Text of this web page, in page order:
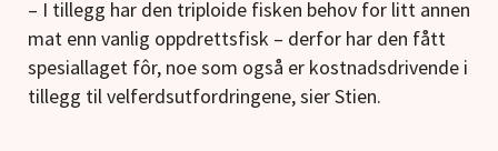
– I tillegg har den triploide fisken behov for litt annen
mat enn vanlig oppdrettsfisk – derfor har den fått
spesiallaget fôr, noe som også er kostnadsdrivende i
tillegg til velferdsutfordringene, sier Stien.